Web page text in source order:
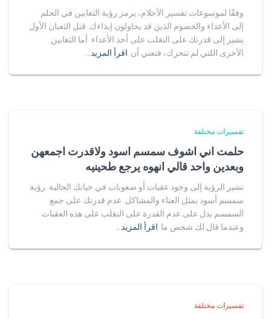
وفقًا لموسوعات تفسير الأحلام، يرمز رؤية الثعابين في الحلم
إلى الأعداء والخصوم الذين قد يحاولون إيذاءك. قتل الثعبان الأول
يشير إلى قدرتك على التغلب على أحد الأعداء. أما الثعابين
الأخرى اللتي لم تتحرك، فتعني أن اقرأ المزيد…
تفسيرات مختلفة
حلمت اني اشوف سمسم اسود ولاقدرت اجمعهن
وبعدين واحد قالي انهوه يرجع طحينيه
تشير الرؤية إلى وجود عقبات أو صعوبات في حياتك الحالية. رؤية
سمسم أسود يمثل العناء والمشاكل. عدم قدرتك على جمع
السمسم يدل على عدم القدرة على التغلب على هذه العقبات.
وعندما قال لك شخص ما اقرأ المزيد…
تفسيرات مختلفة